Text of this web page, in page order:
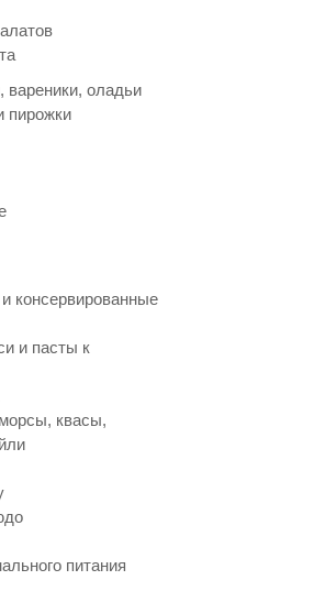
вареники, оладьи
пирожки
консервированные
и пасты к
квасы,
питания